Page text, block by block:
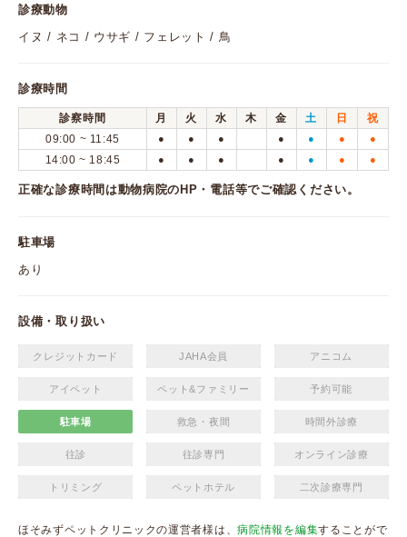
診療動物
イヌ / ネコ / ウサギ / フェレット / 鳥
診療時間
診察時間 月 火 水 木 金 土 日
祝
09:00 ~ 11:45
● ● ● ● ● ● ●
14:00 ~ 18:45 ● ● ● ● ● ● ●
正確な診療時間は動物病院のHP・電話等でご確認ください。
駐車場
あり
設備・取り扱い
クレジットカード JAHA会員 アニコム
アイペット ペット&ファミリー 予約可能
駐車場 救急・夜間 時間外診療
往診 往診専門 オンライン診療
トリミング ペットホテル 二次診療専門
ほそみずペットクリニックの運営者様は、病院情報を編集することがで